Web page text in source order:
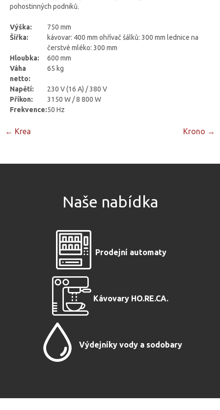
pohostinných podniků.
Výška:
750 mm
Šířka:
kávovar: 400 mm ohřívač šálků: 300 mm lednice na
čerstvé mléko: 300 mm
Hloubka:
600 mm
Váha
netto:
65 kg
Napětí:
230 V (16 A) / 380 V
Příkon:
3150 W / 8 800 W
Frekvence:50 Hz
Post
← Krea Krono →
Naše nabídka
Prodejní automaty
Kávovary HO.RE.CA.
Výdejníky vody a sodobary